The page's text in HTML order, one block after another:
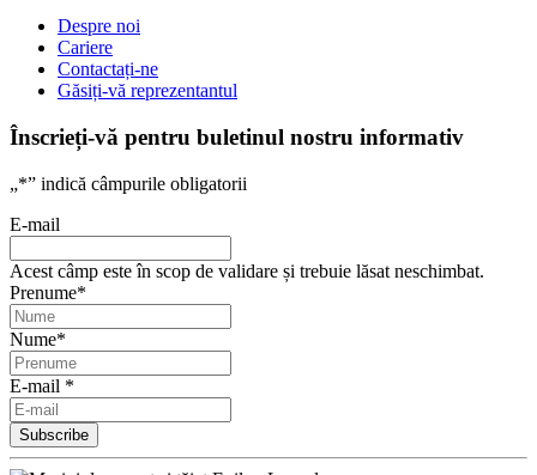
Despre noi
Cariere
Contactați-ne
Găsiți-vă reprezentantul
Înscrieți-vă pentru buletinul nostru informativ
„*” indică câmpurile obligatorii
E-mail
Acest câmp este în scop de validare și trebuie lăsat neschimbat.
Prenume*
Nume*
E-mail *